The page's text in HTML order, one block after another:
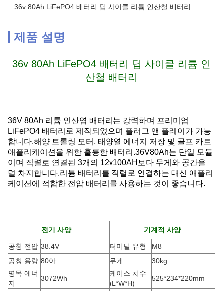
36v 80Ah LiFePO4 배터리 딥 사이클 리튬 인산철 배터리
제품 설명
36v 80Ah LiFePO4 배터리 딥 사이클 리튬 인
산철 배터리
36V 80Ah 리튬 인산염 배터리는 강력하며 프리미엄
LiFePO4 배터리로 제작되었으며 플러그 앤 플레이가 가능
합니다.해양 트롤링 모터, 태양열 에너지 저장 및 골프 카트
애플리케이션을 위한 훌륭한 배터리.36V80Ah는 단일 모듈
이며 직렬로 연결된 3개의 12v100AH보다 무게와 공간을
덜 차지합니다.리튬 배터리를 직렬로 연결하는 대신 애플리
케이션에 적합한 전압 배터리를 사용하는 것이 좋습니다.
전기 사양 기계적 사양
공칭 전압 38.4V 터미널 유형
M8
공칭 용량 80아 무게
30kg
명목 에너
지
3072Wh
케이스 치수
(L*W*H)
525*234*220mm